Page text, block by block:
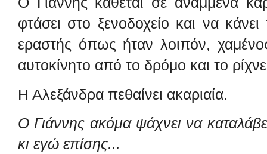
φτάσει στο ξενοδοχείο και να
εραστής όπως ήταν λοιπόν,
αυτοκίνητο από το δρόμο και το
Η Αλεξάνδρα πεθαίνει ακαριαία.
Ο Γιάννης ακόμα ψάχνει να
κι εγώ επίσης...